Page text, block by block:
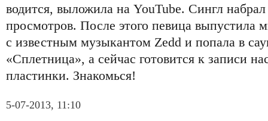
водится, выложила на YouTube. Сингл
просмотров. После этого певица выпустила
с известным музыкантом Zedd и попала в
«Сплетница», а сейчас готовится к записи
пластинки. Знакомься!
5-07-2013, 11:10